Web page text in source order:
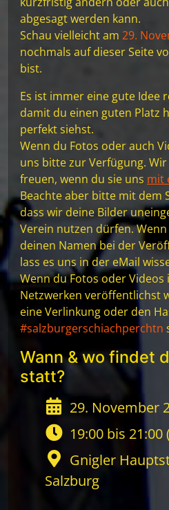
abgesagt werden kann.
Schau vielleicht am 29.
nochmals auf dieser Seite
bist.
Es ist immer eine gute Idee
damit du einen guten Platz
perfekt siehst.
Wenn du Fotos oder auch
uns bitte zur Verfügung.
freuen, wenn du sie uns mit
Beachte aber bitte mit dem
dass wir deine Bilder
Verein nutzen dürfen.
deinen Namen bei der
lass es uns in der eMail
Wenn du Fotos oder Videos
Netzwerken veröffentlichst
eine Verlinkung oder den
#salzburgerschiachperchtn
Wann & wo findet
statt?
29. November
19:00 bis
Gnigler
Salzburg